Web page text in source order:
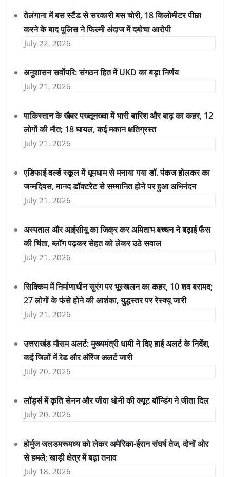
तेलंगाना में बस स्टैंड से सरकारी बस चोरी, 18 किलोमीटर पीछा
करने के बाद पुलिस ने फिल्मी अंदाज में दबोचा आरोपी
July 22, 2026
अनुशासन सर्वोपरि: संगठन हित में UKD का बड़ा निर्णय
July 21, 2026
पाकिस्तान के खैबर पख्तूनख्वा में भारी बारिश और बाढ़ का कहर, 12
लोगों की मौत; 18 घायल, कई मकान क्षतिग्रस्त
July 21, 2026
एडिफाई वर्ल्ड स्कूल में धूमधाम से मनाया गया डॉ. पंकज होलकर का
जन्मदिवस, मानद डॉक्टरेट से सम्मानित होने पर हुआ अभिनंदन
July 21, 2026
अस्पताल और आईसीयू का जिक्र कर अमिताभ बच्चन ने बढ़ाई फैंस
की चिंता, ब्लॉग पढ़कर सेहत को लेकर उठे सवाल
July 21, 2026
सिक्किम में निर्माणाधीन सुरंग पर भूस्खलन का कहर, 10 शव बरामद;
27 लोगों के फंसे होने की आशंका, युद्धस्तर पर रेस्क्यू जारी
July 21, 2026
उत्तराखंड मौसम अलर्ट: मुख्यमंत्री धामी ने दिए हाई अलर्ट के निर्देश,
कई जिलों में रेड और ऑरेंज अलर्ट जारी
July 20, 2026
लॉर्ड्स में कृति सेनन और जीवा धोनी की क्यूट बॉन्डिंग ने जीता दिल
July 20, 2026
होर्मुज जलडमरूमध्य को लेकर अमेरिका-ईरान संघर्ष तेज, दोनों ओर
से हमले; खाड़ी क्षेत्र में बढ़ा तनाव
July 18, 2026